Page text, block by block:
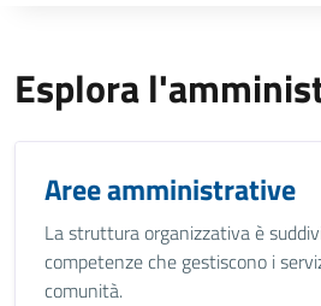
Esplora
Aree amministrative
La struttura organizzativa è
competenze che gestiscono i
comunità.